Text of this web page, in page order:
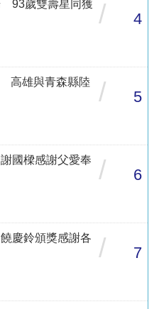
93歲雙壽星同獲 / 4
高雄與青森縣陸
/ 5
國樑感謝父愛奉
/ 6
慶鈴頒獎感謝各
/ 7